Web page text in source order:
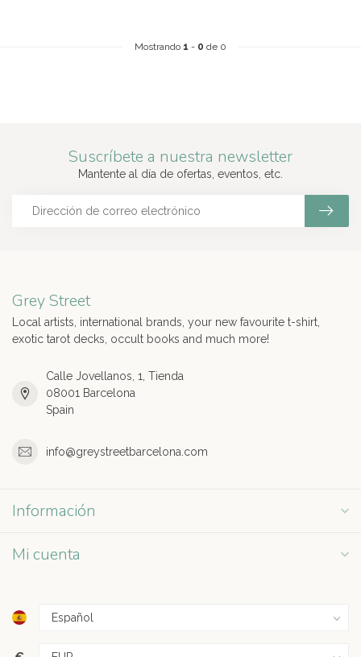
Mostrando 1 - 0 de 0
Suscríbete a nuestra newsletter
Mantente al día de ofertas, eventos, etc.
Grey Street
Local artists, international brands, your new favourite t-shirt,
exotic tarot decks, occult books and much more!
Calle Jovellanos, 1, Tienda
08001 Barcelona
Spain
info@greystreetbarcelona.com
Información
Mi cuenta